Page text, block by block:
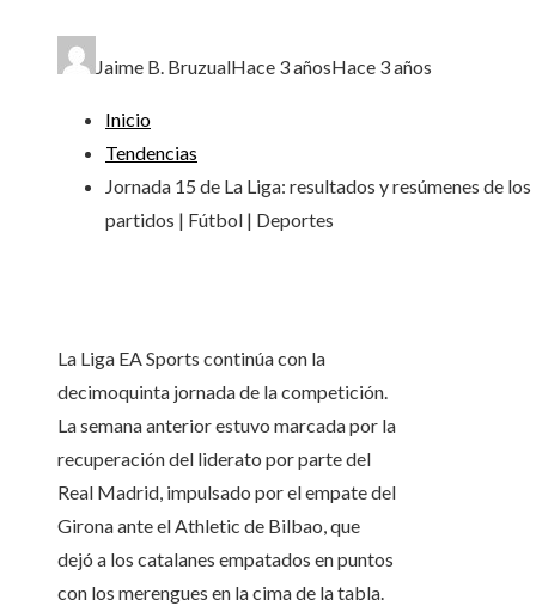
Jaime B. BruzualHace 3 añosHace 3 años
Inicio
Tendencias
Jornada 15 de La Liga: resultados y resúmenes de los
partidos | Fútbol | Deportes
La Liga EA Sports continúa con la
decimoquinta jornada de la competición.
La semana anterior estuvo marcada por la
recuperación del liderato por parte del
Real Madrid, impulsado por el empate del
Girona ante el Athletic de Bilbao, que
dejó a los catalanes empatados en puntos
con los merengues en la cima de la tabla.